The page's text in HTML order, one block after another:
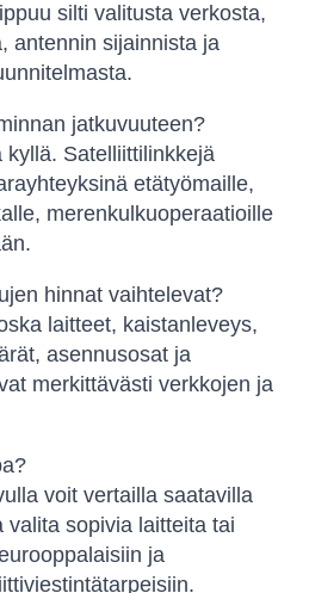
silti valitusta verkosta,
antennin sijainnista ja
jatkuvuuteen?
kyllä. Satelliittilinkkejä
etätyömaille,
merenkulkuoperaatioille
hinnat vaihtelevat?
laitteet, kaistanleveys,
asennusosat ja
merkittävästi verkkojen ja
voit vertailla saatavilla
valita sopivia laitteita tai
ja